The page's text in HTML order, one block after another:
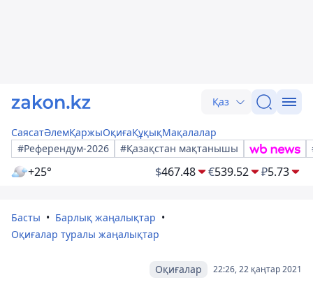
Қаз
СаясатӘлемҚаржыОқиғаҚұқықМақалалар
#Референдум-2026
#Қазақстан мақтанышы
+25° $467.48 €539.52 ₽5.73
Басты
Барлық жаңалықтар
Оқиғалар туралы жаңалықтар
22:26, 22 қаңтар 2021
Оқиғалар